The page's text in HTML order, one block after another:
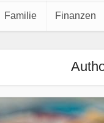
Familie Finanzen